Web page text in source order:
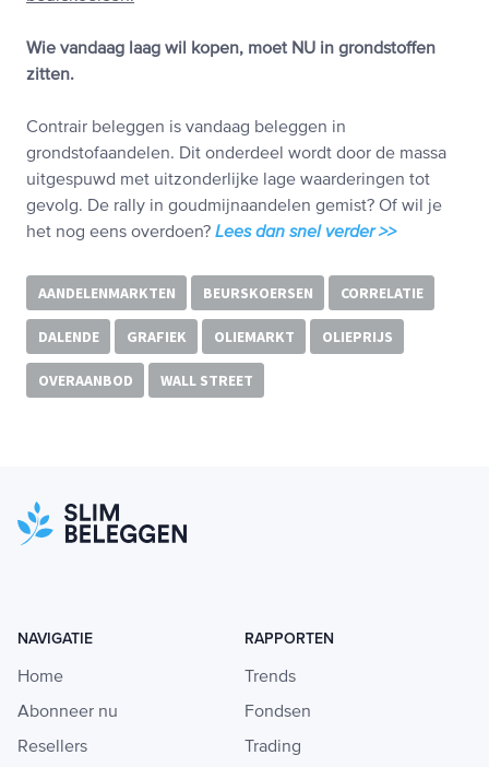
Wie vandaag laag wil kopen, moet NU in grondstoffen
zitten.
Contrair beleggen is vandaag beleggen in
grondstofaandelen. Dit onderdeel wordt door de massa
uitgespuwd met uitzonderlijke lage waarderingen tot
gevolg. De rally in goudmijnaandelen gemist? Of wil je
het nog eens overdoen? Lees dan snel verder >>
AANDELENMARKTEN BEURSKOERSEN CORRELATIE
DALENDE GRAFIEK OLIEMARKT OLIEPRIJS
OVERAANBOD WALL STREET
NAVIGATIE
Home
Abonneer nu
Resellers
RAPPORTEN
Trends
Fondsen
Trading